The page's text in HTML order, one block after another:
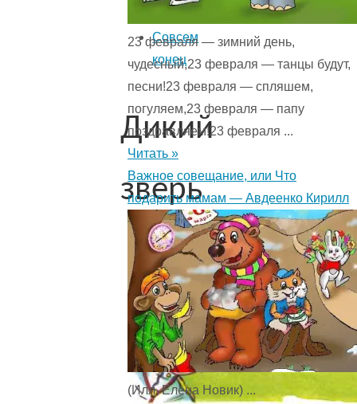
Совсем
конец
Дикий
зверь
23 февраля — зимний день,
чудесный,23 февраля — танцы будут,
песни!23 февраля — спляшем,
погуляем,23 февраля — папу
поздравляем!23 февраля ...
Читать »
Важное совещание, или Что
подарить мамам — Авдеенко Кирилл
(Илл. Елена Новик) ...